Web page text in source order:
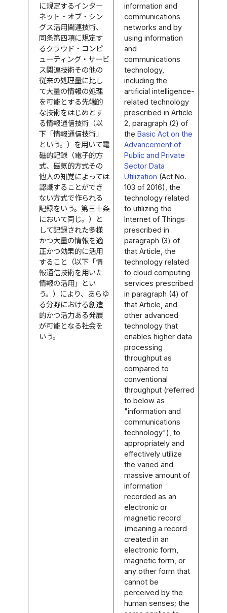
に規定するインター
ネット・オブ・シン
グス活用関連技術、
同条第四項に規定す
るクラウド・コンピ
ューティング・サービ
ス関連技術その他の
従来の処理量に比し
て大量の情報の処理
を可能とする先端的
な技術をはじめとす
る情報通信技術（以
下「情報通信技術」
という。）を用いて電
磁的記録（電子的方
式、磁気的方式その
他人の知覚によっては
認識することができ
ない方式で作られる
記録をいう。第三十条
において同じ。）と
して記録された多様
かつ大量の情報を適
正かつ効果的に活用
すること（以下「情
報通信技術を用いた
情報の活用」とい
う。）により、あらゆ
る分野における創造
的かつ活力ある発展
が可能となる社会を
いう。
information and
communications
networks and by
using information
and
communications
technology,
including the
artificial intelligence-
related technology
prescribed in Article
2, paragraph (2) of
theBasic Act on the
Advancement of
Public and Private
Sector Data
Utilization (Act No.
103 of 2016), the
technology related
to utilizing the
Internet of Things
prescribed in
paragraph (3) of
that Article, the
technology related
to cloud computing
services prescribed
in paragraph (4) of
that Article, and
other advanced
technology that
enables higher data
processing
throughput as
compared to
conventional
throughput (referred
to below as
"information and
communications
technology"), to
appropriately and
effectively utilize
the varied and
massive amount of
information
recorded as an
electronic or
magnetic record
(meaning a record
created in an
electronic form,
magnetic form, or
any other form that
cannot be
perceived by the
human senses; the